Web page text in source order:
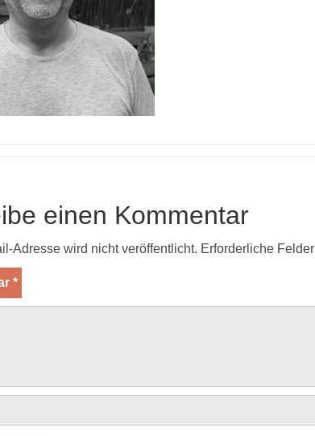
einen Kommentar
Adresse wird nicht veröffentlicht. Erforderliche
*